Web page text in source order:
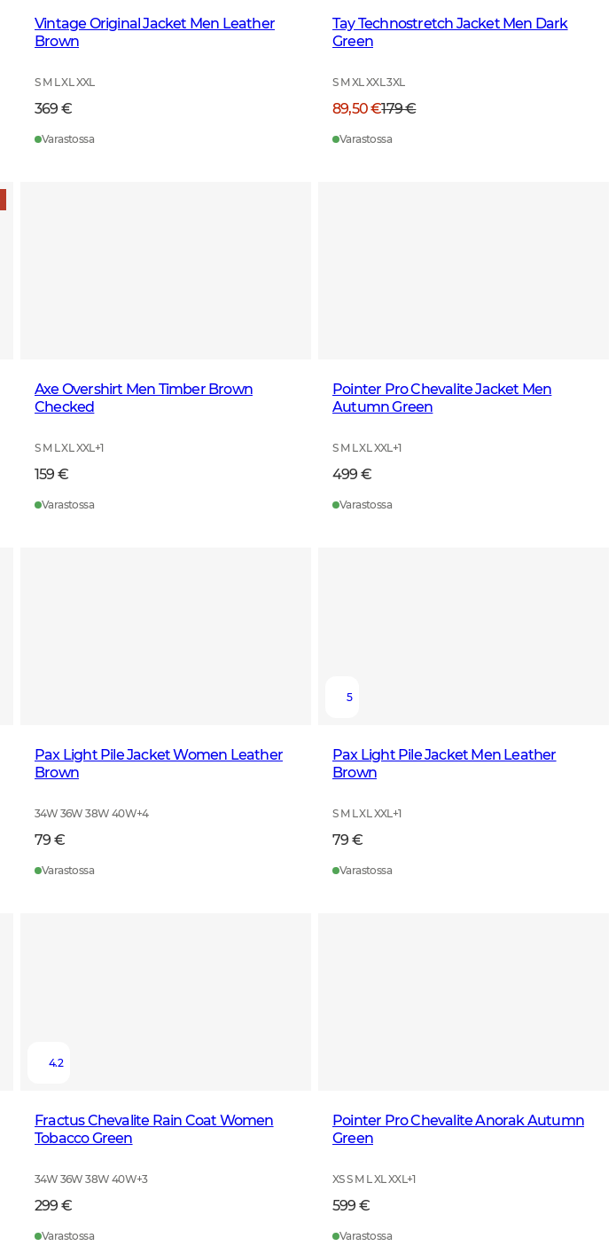
Vintage Original Jacket Men Leather
Brown
S M L XL XXL
369 €
Varastossa
Tay Technostretch Jacket Men Dark
Green
S M XL XXL 3XL
89,50 €179 €
Varastossa
Axe Overshirt Men Timber Brown
Checked
S M L XL XXL +1
159 €
Varastossa
Pointer Pro Chevalite Jacket Men
Autumn Green
S M L XL XXL +1
499 €
Varastossa
Pax Light Pile Jacket Women Leather
Brown
34W 36W 38W 40W+4
79 €
Varastossa
5
Pax Light Pile Jacket Men Leather
Brown
S M L XL XXL +1
79 €
Varastossa
4.2
Fractus Chevalite Rain Coat Women
Tobacco Green
34W 36W 38W 40W+3
299 €
Varastossa
Pointer Pro Chevalite Anorak Autumn
Green
XS S M L XL XXL +1
599 €
Varastossa